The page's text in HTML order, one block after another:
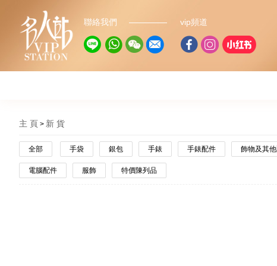
聯絡我們 vip頻道
主 頁 新 貨
全部 手袋 銀包 手錶 手錶配件 飾物及其
電腦配件 服飾 特價陳列品